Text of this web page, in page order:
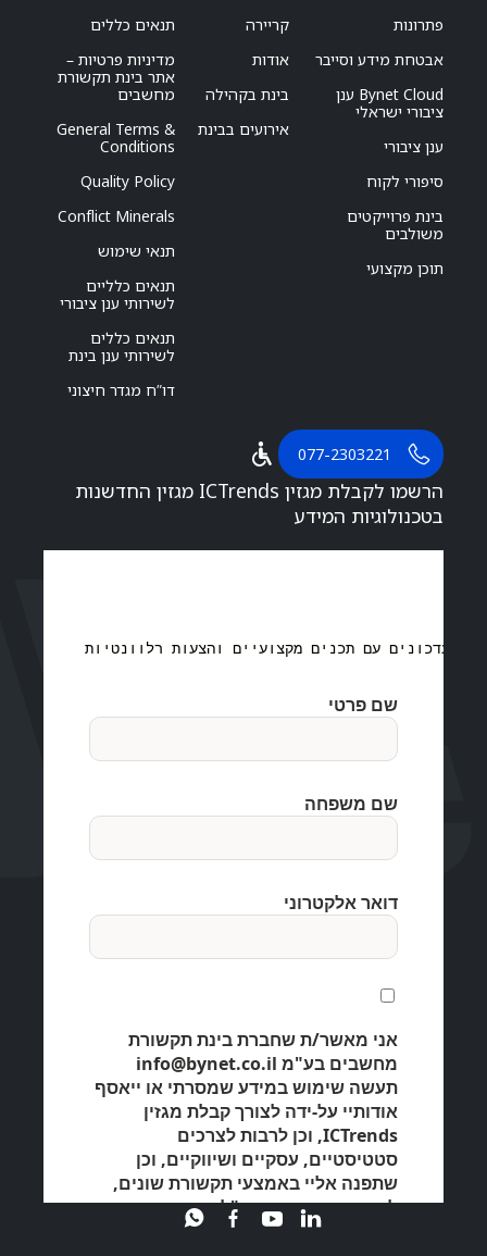
פתרונות
אבטחת מידע וסייבר
Bynet Cloud ענן
ציבורי ישראלי
ענן ציבורי
סיפורי לקוח
בינת פרוייקטים
משולבים
תוכן מקצועי
קריירה
אודות
בינת בקהילה
אירועים בבינת
תנאים כללים
מדיניות פרטיות –
אתר בינת תקשורת
מחשבים
General Terms &
Conditions
Quality Policy
Conflict Minerals
תנאי שימוש
תנאים כלליים
לשירותי ענן ציבורי
תנאים כללים
לשירותי ענן בינת
דו”ח מגדר חיצוני
077-2303221
הרשמו לקבלת מגזין ICTrends מגזין החדשנות
בטכנולוגיות המידע